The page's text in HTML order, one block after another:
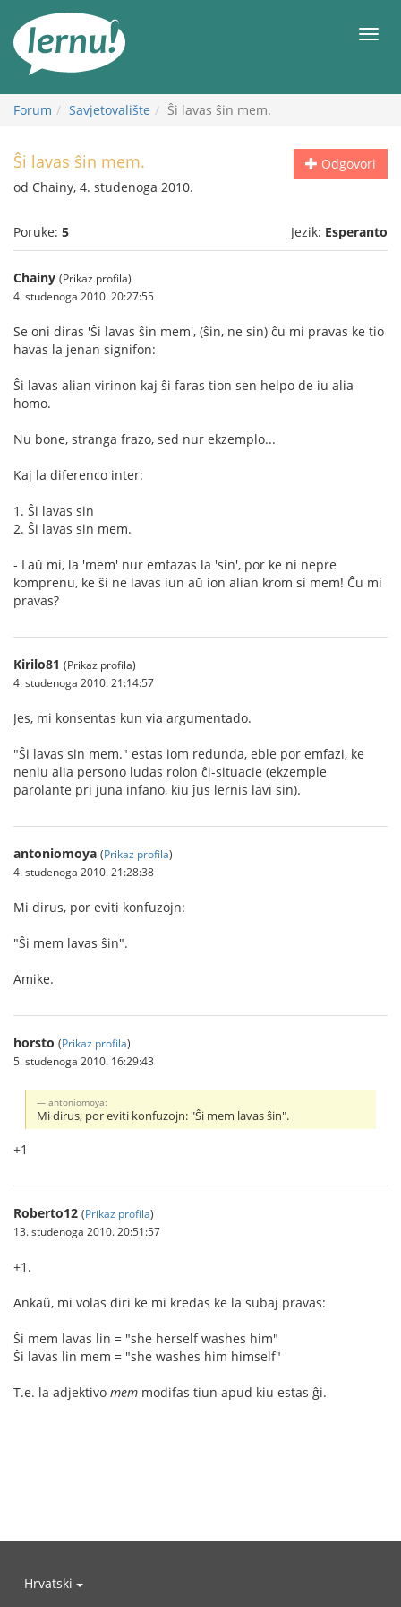
Meni
Forum Savjetovalište Ŝi lavas ŝin mem.
Odgovori
Ŝi lavas ŝin mem.
od Chainy, 4. studenoga 2010.
Poruke: 5 Jezik: Esperanto
Chainy (Prikaz profila)
4. studenoga 2010. 20:27:55
Se oni diras 'Ŝi lavas ŝin mem', (ŝin, ne sin) ĉu mi pravas ke tio
havas la jenan signifon:
Ŝi lavas alian virinon kaj ŝi faras tion sen helpo de iu alia
homo.
Nu bone, stranga frazo, sed nur ekzemplo...
Kaj la diferenco inter:
1. Ŝi lavas sin
2. Ŝi lavas sin mem.
- Laŭ mi, la 'mem' nur emfazas la 'sin', por ke ni nepre
komprenu, ke ŝi ne lavas iun aŭ ion alian krom si mem! Ĉu mi
pravas?
Kirilo81 (Prikaz profila)
4. studenoga 2010. 21:14:57
Jes, mi konsentas kun via argumentado.
"Ŝi lavas sin mem." estas iom redunda, eble por emfazi, ke
neniu alia persono ludas rolon ĉi-situacie (ekzemple
parolante pri juna infano, kiu ĵus lernis lavi sin).
antoniomoya (Prikaz profila)
4. studenoga 2010. 21:28:38
Mi dirus, por eviti konfuzojn:
"Ŝi mem lavas ŝin".
Amike.
horsto (Prikaz profila)
5. studenoga 2010. 16:29:43
antoniomoya:
Mi dirus, por eviti konfuzojn: "Ŝi mem lavas ŝin".
+1
Roberto12 (Prikaz profila)
13. studenoga 2010. 20:51:57
+1.
Ankaŭ, mi volas diri ke mi kredas ke la subaj pravas:
Ŝi mem lavas lin = "she herself washes him"
Ŝi lavas lin mem = "she washes him himself"
T.e. la adjektivo mem modifas tiun apud kiu estas ĝi.
Hrvatski